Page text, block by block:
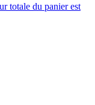
totale du panier est